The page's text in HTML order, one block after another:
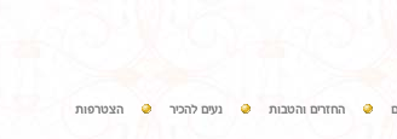
החזרים והטבות נעים להכיר הצטרפות